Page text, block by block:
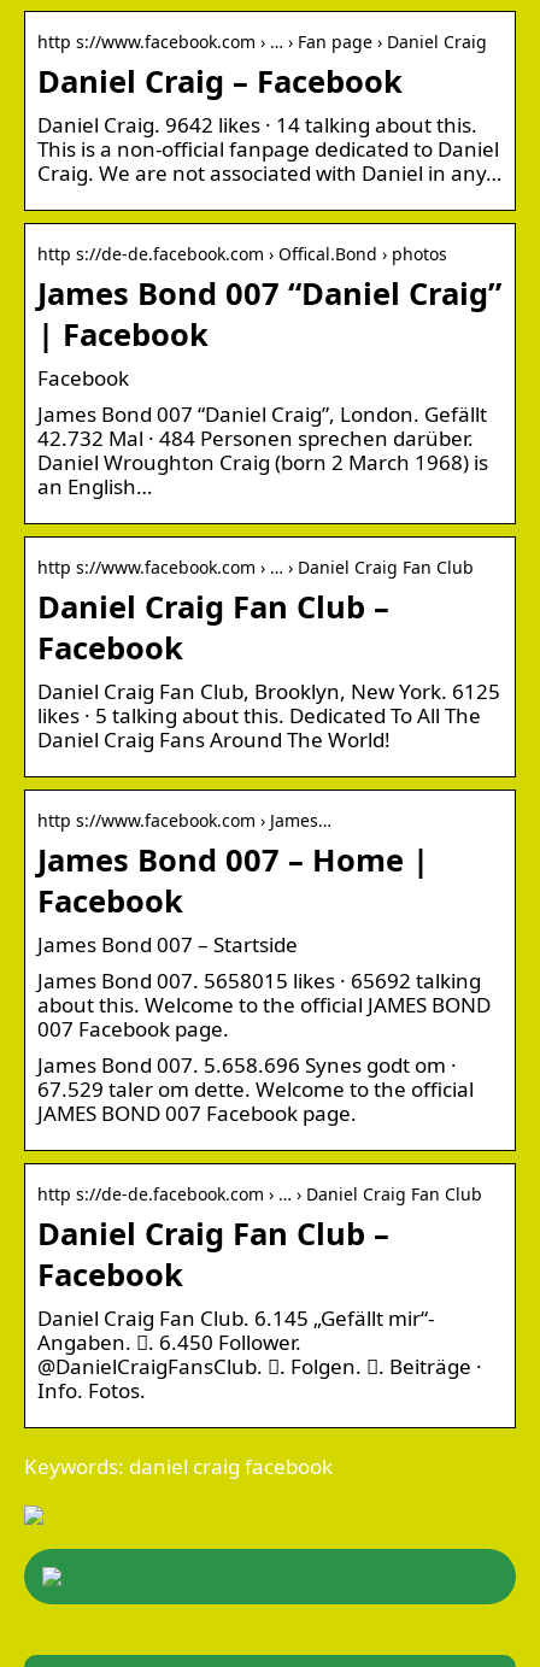
http s://www.facebook.com › … › Fan page › Daniel Craig
Daniel Craig – Facebook
Daniel Craig. 9642 likes · 14 talking about this.
This is a non-official fanpage dedicated to Daniel
Craig. We are not associated with Daniel in any…
http s://de-de.facebook.com › Offical.Bond › photos
James Bond 007 “Daniel Craig”
| Facebook
Facebook
James Bond 007 “Daniel Craig”, London. Gefällt
42.732 Mal · 484 Personen sprechen darüber.
Daniel Wroughton Craig (born 2 March 1968) is
an English…
http s://www.facebook.com › … › Daniel Craig Fan Club
Daniel Craig Fan Club –
Facebook
Daniel Craig Fan Club, Brooklyn, New York. 6125
likes · 5 talking about this. Dedicated To All The
Daniel Craig Fans Around The World!
http s://www.facebook.com › James…
James Bond 007 – Home |
Facebook
James Bond 007 – Startside
James Bond 007. 5658015 likes · 65692 talking
about this. Welcome to the official JAMES BOND
007 Facebook page.
James Bond 007. 5.658.696 Synes godt om ·
67.529 taler om dette. Welcome to the official
JAMES BOND 007 Facebook page.
http s://de-de.facebook.com › … › Daniel Craig Fan Club
Daniel Craig Fan Club –
Facebook
Daniel Craig Fan Club. 6.145 „Gefällt mir“-
Angaben. 󱞋. 6.450 Follower.
@DanielCraigFansClub. 󱙶. Folgen. 󰟝. Beiträge ·
Info. Fotos.
Keywords: daniel craig facebook